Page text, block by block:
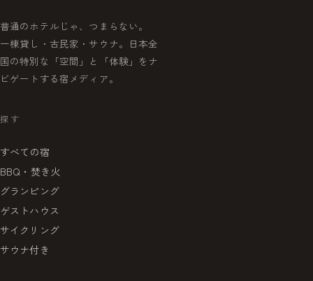
普通のホテルじゃ、つまらない。
一棟貸し・古民家・サウナ。日本全
国の特別な「空間」と「体験」をナ
ビゲートする宿メディア。
探す
すべての宿
BBQ・焚き火
グランピング
ゲストハウス
サイクリング
サウナ付き